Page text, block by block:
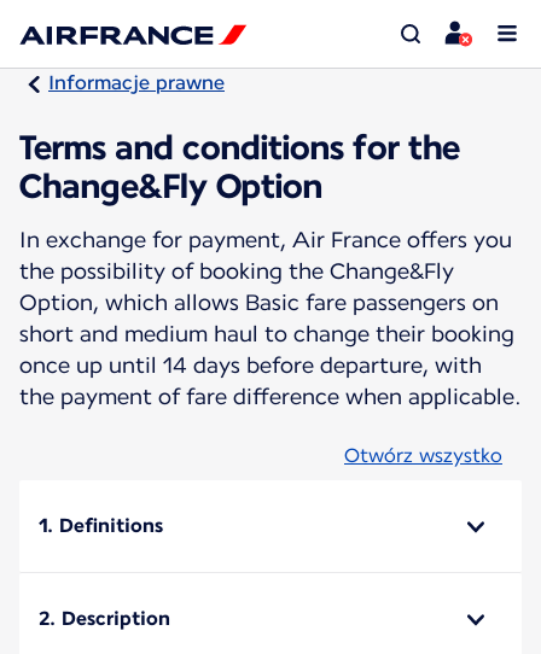
Informacje prawne
Terms and conditions for the
Change&Fly Option
In exchange for payment, Air France offers you
the possibility of booking the Change&Fly
Option, which allows Basic fare passengers on
short and medium haul to change their booking
once up until 14 days before departure, with
the payment of fare difference when applicable.
Otwórz wszystko
1. Definitions
2. Description